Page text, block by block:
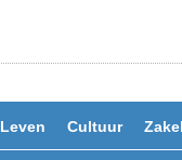
Leven Cultuur